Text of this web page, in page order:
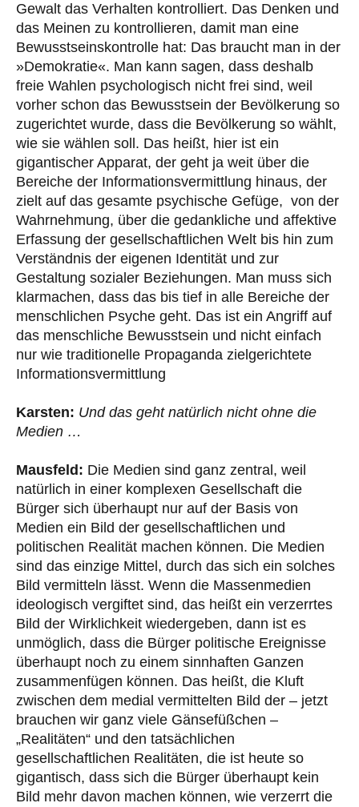
Gewalt das Verhalten kontrolliert. Das Denken und
das Meinen zu kontrollieren, damit man eine
Bewusstseinskontrolle hat: Das braucht man in der
»Demokratie«. Man kann sagen, dass deshalb
freie Wahlen psychologisch nicht frei sind, weil
vorher schon das Bewusstsein der Bevölkerung so
zugerichtet wurde, dass die Bevölkerung so wählt,
wie sie wählen soll. Das heißt, hier ist ein
gigantischer Apparat, der geht ja weit über die
Bereiche der Informationsvermittlung hinaus, der
zielt auf das gesamte psychische Gefüge, von der
Wahrnehmung, über die gedankliche und affektive
Erfassung der gesellschaftlichen Welt bis hin zum
Verständnis der eigenen Identität und zur
Gestaltung sozialer Beziehungen. Man muss sich
klarmachen, dass das bis tief in alle Bereiche der
menschlichen Psyche geht. Das ist ein Angriff auf
das menschliche Bewusstsein und nicht einfach
nur wie traditionelle Propaganda zielgerichtete
Informationsvermittlung
Karsten: Und das geht natürlich nicht ohne die
Medien …
Mausfeld: Die Medien sind ganz zentral, weil
natürlich in einer komplexen Gesellschaft die
Bürger sich überhaupt nur auf der Basis von
Medien ein Bild der gesellschaftlichen und
politischen Realität machen können. Die Medien
sind das einzige Mittel, durch das sich ein solches
Bild vermitteln lässt. Wenn die Massenmedien
ideologisch vergiftet sind, das heißt ein verzerrtes
Bild der Wirklichkeit wiedergeben, dann ist es
unmöglich, dass die Bürger politische Ereignisse
überhaupt noch zu einem sinnhaften Ganzen
zusammenfügen können. Das heißt, die Kluft
zwischen dem medial vermittelten Bild der – jetzt
brauchen wir ganz viele Gänsefüßchen –
„Realitäten“ und den tatsächlichen
gesellschaftlichen Realitäten, die ist heute so
gigantisch, dass sich die Bürger überhaupt kein
Bild mehr davon machen können, wie verzerrt die